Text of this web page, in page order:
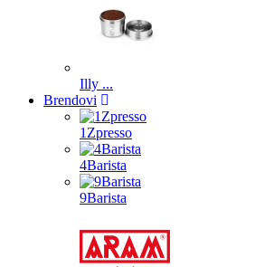
Illy ...
Brendovi
1Zpresso
4Barista
9Barista